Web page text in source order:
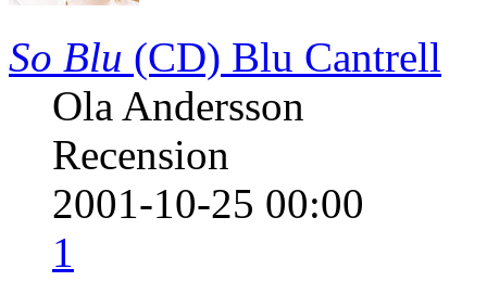
So Blu (CD) Blu Cantrell
Ola Andersson
Recension
2001-10-25 00:00
1